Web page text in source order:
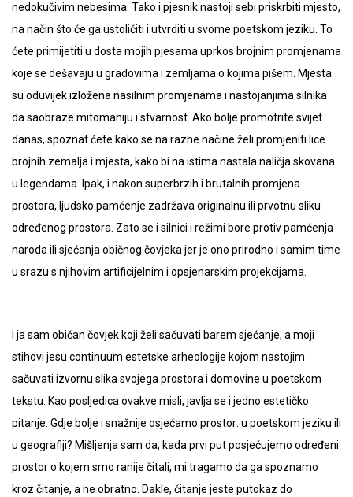
nedokučivim nebesima. Tako i pjesnik nastoji sebi priskrbiti mjesto,
na način što će ga ustoličiti i utvrditi u svome poetskom jeziku. To
ćete primijetiti u dosta mojih pjesama uprkos brojnim promjenama
koje se dešavaju u gradovima i zemljama o kojima pišem. Mjesta
su oduvijek izložena nasilnim promjenama i nastojanjima silnika
da saobraze mitomaniju i stvarnost. Ako bolje promotrite svijet
danas, spoznat ćete kako se na razne načine želi promjeniti lice
brojnih zemalja i mjesta, kako bi na istima nastala naličja skovana
u legendama. Ipak, i nakon superbrzih i brutalnih promjena
prostora, ljudsko pamćenje zadržava originalnu ili prvotnu sliku
određenog prostora. Zato se i silnici i režimi bore protiv pamćenja
naroda ili sjećanja običnog čovjeka jer je ono prirodno i samim time
u srazu s njihovim artificijelnim i opsjenarskim projekcijama.
I ja sam običan čovjek koji želi sačuvati barem sjećanje, a moji
stihovi jesu continuum estetske arheologije kojom nastojim
sačuvati izvornu slika svojega prostora i domovine u poetskom
tekstu. Kao posljedica ovakve misli, javlja se i jedno estetičko
pitanje. Gdje bolje i snažnije osjećamo prostor: u poetskom jeziku ili
u geografiji? Mišljenja sam da, kada prvi put posjećujemo određeni
prostor o kojem smo ranije čitali, mi tragamo da ga spoznamo
kroz čitanje, a ne obratno. Dakle, čitanje jeste putokaz do